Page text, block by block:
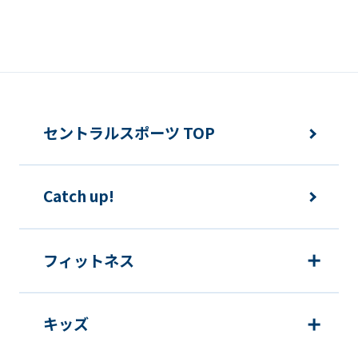
セントラルスポーツ TOP
Catch up!
フィットネス
キッズ